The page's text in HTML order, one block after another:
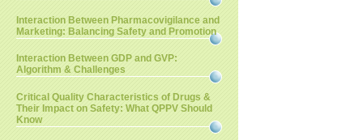
Interaction Between Pharmacovigilance and
Marketing: Balancing Safety and Promotion
Interaction Between GDP and GVP:
Algorithm & Challenges
Critical Quality Characteristics of Drugs &
Their Impact on Safety: What QPPV Should
Know